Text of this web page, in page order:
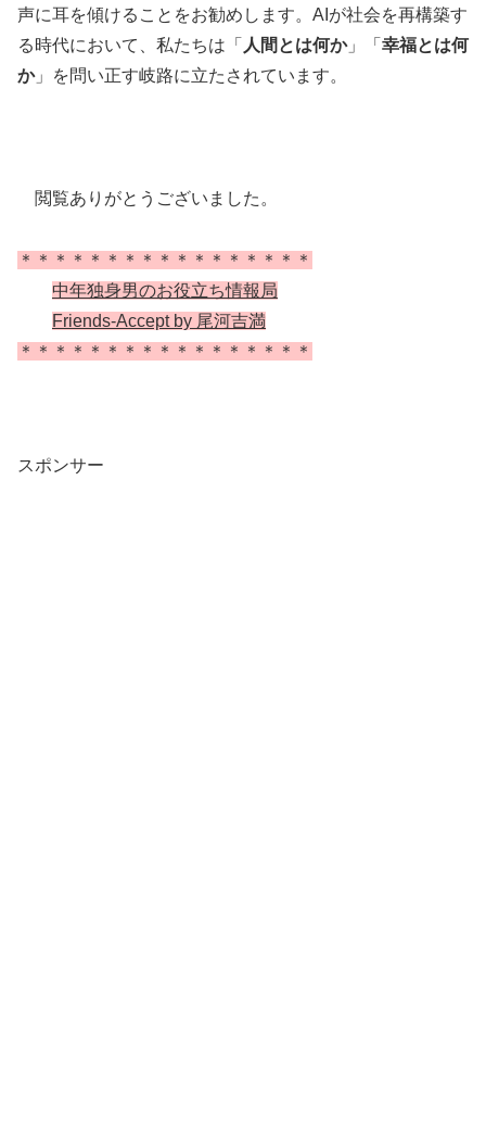
声に耳を傾けることをお勧めします。AIが社会を再構築す
る時代において、私たちは「 人間とは何か」「 幸福とは何
か」を問い正す岐路に立たされています。
閲覧ありがとうございました。
＊＊＊＊＊＊＊＊＊＊＊＊＊＊＊＊＊
中年独身男のお役立ち情報局
Friends-Accept by 尾河吉満
＊＊＊＊＊＊＊＊＊＊＊＊＊＊＊＊＊
スポンサー